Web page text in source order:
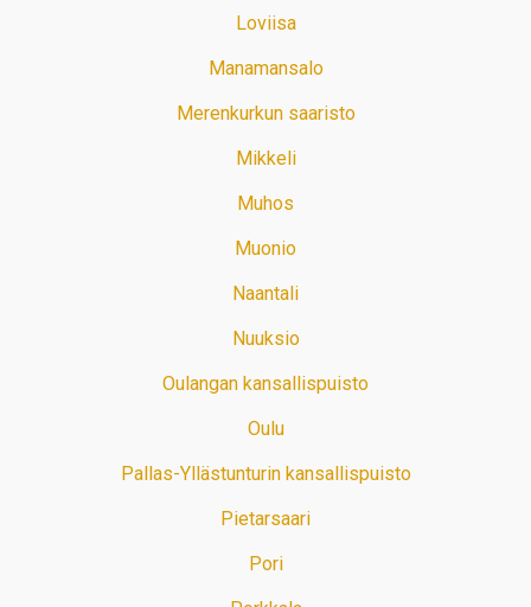
Loviisa
Manamansalo
Merenkurkun saaristo
Mikkeli
Muhos
Muonio
Naantali
Nuuksio
Oulangan kansallispuisto
Oulu
Pallas-Yllästunturin kansallispuisto
Pietarsaari
Pori